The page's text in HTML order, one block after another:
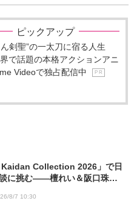
ピックアップ
剣聖”の一太刀に宿る人生
で話題の本格アクションアニ
Videoで独占配信中
P R
Kaidan Collection 2026」で日
に挑む――檀れい＆阪口珠美
8/7 10:30